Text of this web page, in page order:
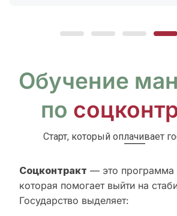
Обучение
по
Старт, который оплачивает
Соцконтракт — это программа
которая помогает выйти на
Государство выделяет: